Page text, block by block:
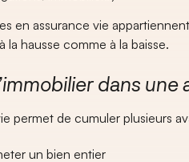
en assurance vie
hausse comme à la baisse.
dans une
permet de cumuler plusieurs
un bien entier